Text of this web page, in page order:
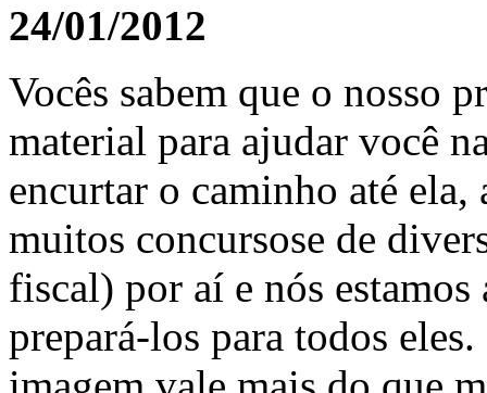
24/01/2012
Vocês sabem que o nosso
material para ajudar você
encurtar o caminho até
muitos concursose de
fiscal) por aí e nós
prepará-los para todos